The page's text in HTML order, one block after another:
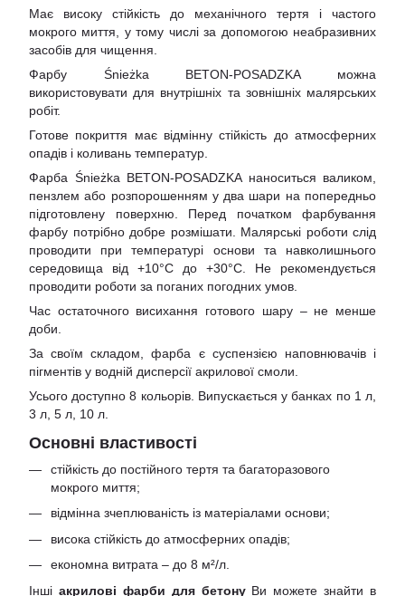
Має високу стійкість до механічного тертя і частого
мокрого миття, у тому числі за допомогою неабразивних
засобів для чищення.
Фарбу Śnieżka BETON-POSADZKA можна
використовувати для внутрішніх та зовнішніх малярських
робіт.
Готове покриття має відмінну стійкість до атмосферних
опадів і коливань температур.
Фарба Śnieżka BETON-POSADZKA наноситься валиком,
пензлем або розпорошенням у два шари на попередньо
підготовлену поверхню. Перед початком фарбування
фарбу потрібно добре розмішати. Малярські роботи слід
проводити при температурі основи та навколишнього
середовища від +10°С до +30°С. Не рекомендується
проводити роботи за поганих погодних умов.
Час остаточного висихання готового шару – не менше
доби.
За своїм складом, фарба є суспензією наповнювачів і
пігментів у водній дисперсії акрилової смоли.
Усього доступно 8 кольорів. Випускається у банках по 1 л,
3 л, 5 л, 10 л.
Основні властивості
стійкість до постійного тертя та багаторазового
мокрого миття;
відмінна зчеплюваність із матеріалами основи;
висока стійкість до атмосферних опадів;
економна витрата – до 8 м²/л.
Інші акрилові фарби для бетонуВи можете знайти в